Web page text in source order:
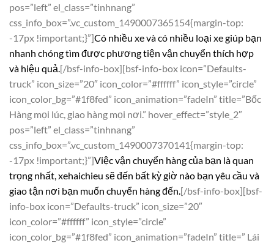
pos=”left” el_class=”tinhnang”
css_info_box=”.vc_custom_1490007365154{margin-top:
-17px !important;}”]Có nhiều xe và có nhiều loại xe giúp bạn
nhanh chóng tìm được phương tiện vận chuyển thích hợp
và hiệu quả. [/bsf-info-box][bsf-info-box icon=”Defaults-
truck” icon_size=”20″ icon_color=”#ffffff” icon_style=”circle”
icon_color_bg=”#1f8fed” icon_animation=”fadeIn” title=”Bốc
Hàng mọi lúc, giao hàng mọi nơi.” hover_effect=”style_2″
pos=”left” el_class=”tinhnang”
css_info_box=”.vc_custom_1490007370141{margin-top:
-17px !important;}”]Việc vận chuyển hàng của bạn là quan
trọng nhất, xehaichieu sẽ đến bất kỳ giờ nào bạn yêu cầu và
giao tận nơi bạn muốn chuyển hàng đến. [/bsf-info-box][bsf-
info-box icon=”Defaults-truck” icon_size=”20″
icon_color=”#ffffff” icon_style=”circle”
icon_color_bg=”#1f8fed” icon_animation=”fadeIn” title=” Lái